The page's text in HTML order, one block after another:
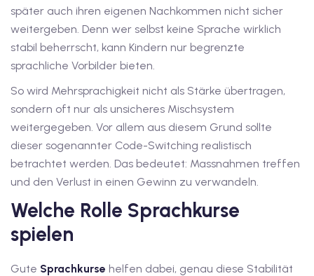
später auch ihren eigenen Nachkommen nicht sicher
weitergeben. Denn wer selbst keine Sprache wirklich
stabil beherrscht, kann Kindern nur begrenzte
sprachliche Vorbilder bieten.
So wird Mehrsprachigkeit nicht als Stärke übertragen,
sondern oft nur als unsicheres Mischsystem
weitergegeben. Vor allem aus diesem Grund sollte
dieser sogenannter Code-Switching realistisch
betrachtet werden. Das bedeutet: Massnahmen treffen
und den Verlust in einen Gewinn zu verwandeln.
Welche Rolle Sprachkurse
spielen
Gute Sprachkurse helfen dabei, genau diese Stabilität